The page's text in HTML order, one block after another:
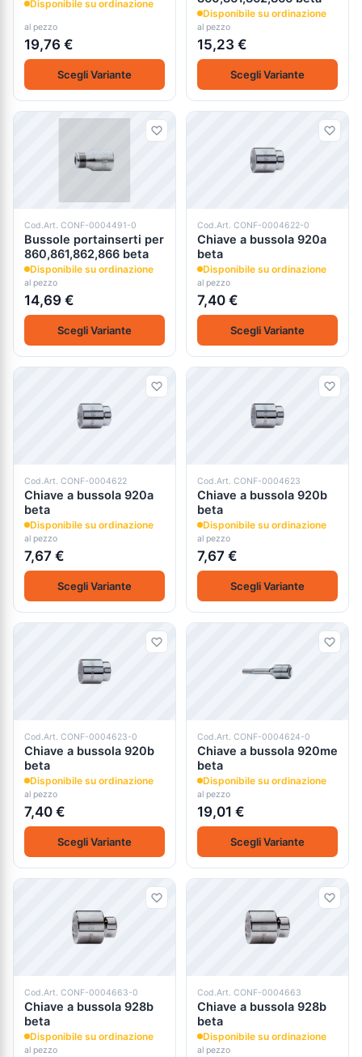
Disponibile su ordinazione
al pezzo
19,76 €
Scegli Variante
Disponibile su ordinazione
al pezzo
15,23 €
Scegli Variante
Cod.Art. CONF-0004491-0
Bussole portainserti per
860,861,862,866 beta
Disponibile su ordinazione
al pezzo
14,69 €
Scegli Variante
Cod.Art. CONF-0004622-0
Chiave a bussola 920a
beta
Disponibile su ordinazione
al pezzo
7,40 €
Scegli Variante
Cod.Art. CONF-0004622
Chiave a bussola 920a
beta
Disponibile su ordinazione
al pezzo
7,67 €
Scegli Variante
Cod.Art. CONF-0004623
Chiave a bussola 920b
beta
Disponibile su ordinazione
al pezzo
7,67 €
Scegli Variante
Cod.Art. CONF-0004623-0
Chiave a bussola 920b
beta
Disponibile su ordinazione
al pezzo
7,40 €
Scegli Variante
Cod.Art. CONF-0004624-0
Chiave a bussola 920me
beta
Disponibile su ordinazione
al pezzo
19,01 €
Scegli Variante
Cod.Art. CONF-0004663-0
Chiave a bussola 928b
beta
Disponibile su ordinazione
al pezzo
Cod.Art. CONF-0004663
Chiave a bussola 928b
beta
Disponibile su ordinazione
al pezzo